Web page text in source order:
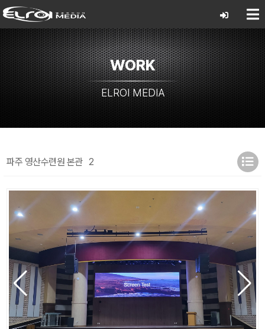
WORK
ELROI MEDIA
파주 영산수련원 본관 2